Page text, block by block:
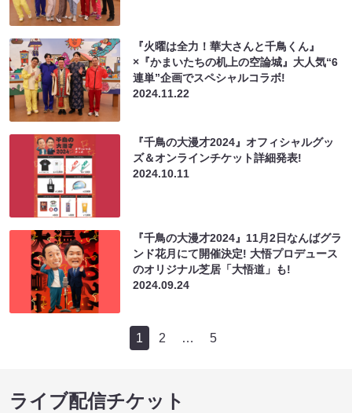
『火曜は全力！華大さんと千鳥くん』
×『かまいたちの机上の空論城』大人気“6
連単”企画でスペシャルコラボ!
2024.11.22
『千鳥の大漫才2024』オフィシャルグッ
ズ＆オンラインチケット詳細発表!
2024.10.11
『千鳥の大漫才2024』11月2日なんばグラ
ンド花月にて開催決定! 大悟プロデュース
のオリジナル芝居「大悟道」も!
2024.09.24
1 2 … 5
ライブ配信チケット